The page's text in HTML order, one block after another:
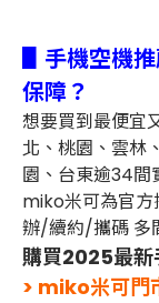
▋手機空機
保障？
想要買到最便宜
北、桃園、雲林
園、台東逾34間
miko米可為官方
辦/續約/攜碼 多
購買2025最新
> miko米可門